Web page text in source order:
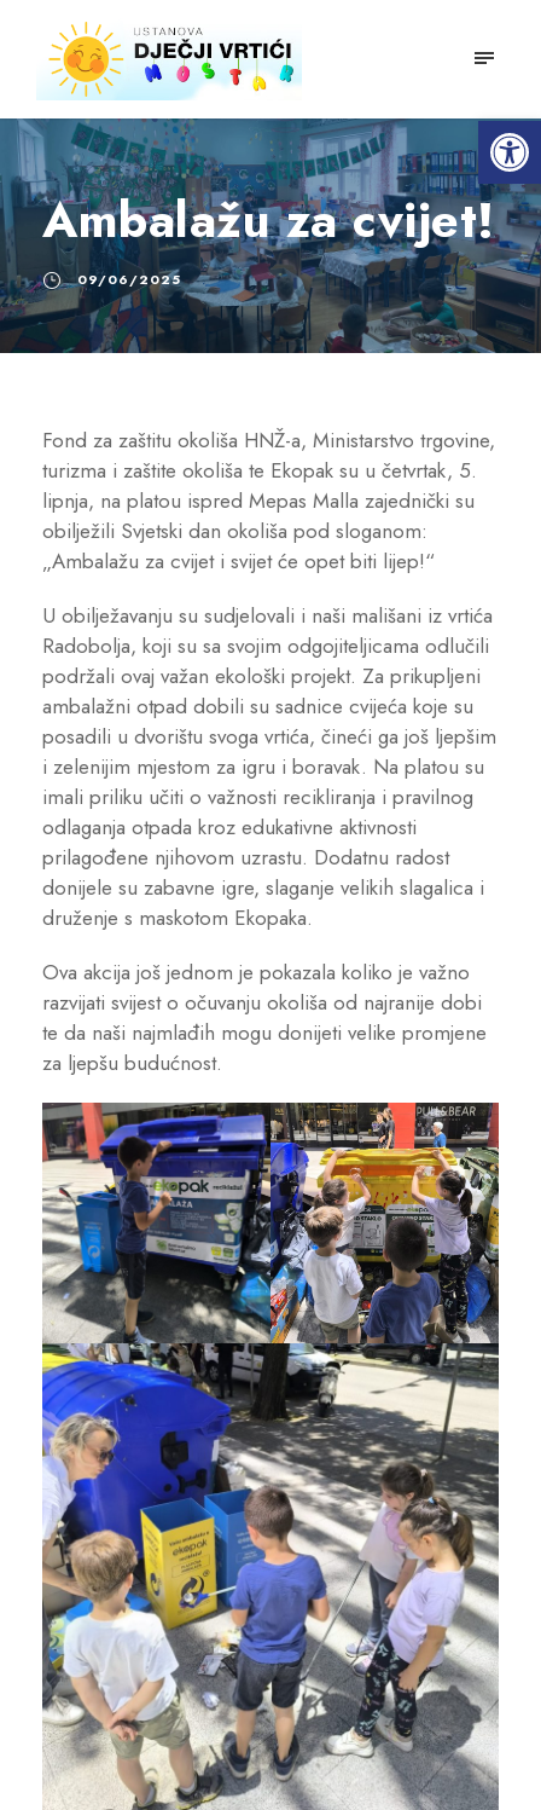
Open toolbar
Ambalažu za cvijet!
09/06/2025
Fond za zaštitu okoliša HNŽ-a, Ministarstvo trgovine,
turizma i zaštite okoliša te Ekopak su u četvrtak, 5.
lipnja, na platou ispred Mepas Malla zajednički su
obilježili Svjetski dan okoliša pod sloganom:
„Ambalažu za cvijet i svijet će opet biti lijep!“
U obilježavanju su sudjelovali i naši mališani iz vrtića
Radobolja, koji su sa svojim odgojiteljicama odlučili
podržali ovaj važan ekološki projekt. Za prikupljeni
ambalažni otpad dobili su sadnice cvijeća koje su
posadili u dvorištu svoga vrtića, čineći ga još ljepšim
i zelenijim mjestom za igru i boravak. Na platou su
imali priliku učiti o važnosti recikliranja i pravilnog
odlaganja otpada kroz edukativne aktivnosti
prilagođene njihovom uzrastu. Dodatnu radost
donijele su zabavne igre, slaganje velikih slagalica i
druženje s maskotom Ekopaka.
Ova akcija još jednom je pokazala koliko je važno
razvijati svijest o očuvanju okoliša od najranije dobi
te da naši najmlađih mogu donijeti velike promjene
za ljepšu budućnost.